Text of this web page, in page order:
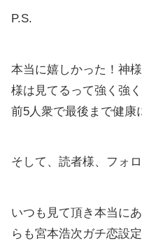
P.S.
本当に嬉しかった！神
様は見てるって強く強
前5人衆で最後まで健康
そして、読者様、フォロ
いつも見て頂き本当に
らも宮本浩次ガチ恋設